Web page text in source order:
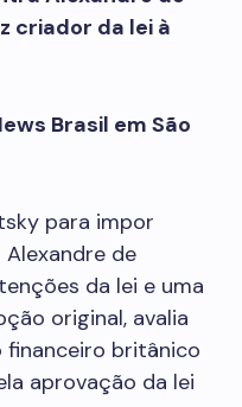
criador da lei à
Brasil em São
para impor
de
da lei e uma
original, avalia
financeiro britânico
aprovação da lei